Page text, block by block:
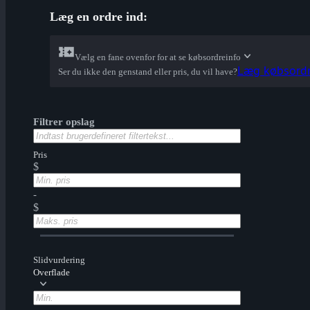
Læg en ordre ind:
Vælg en fane ovenfor for at se købsordreinfo
Ser du ikke den genstand eller pris, du vil have?Læg
Filtrer opslag
Pris
$
-
$
Slidvurdering
Overflade